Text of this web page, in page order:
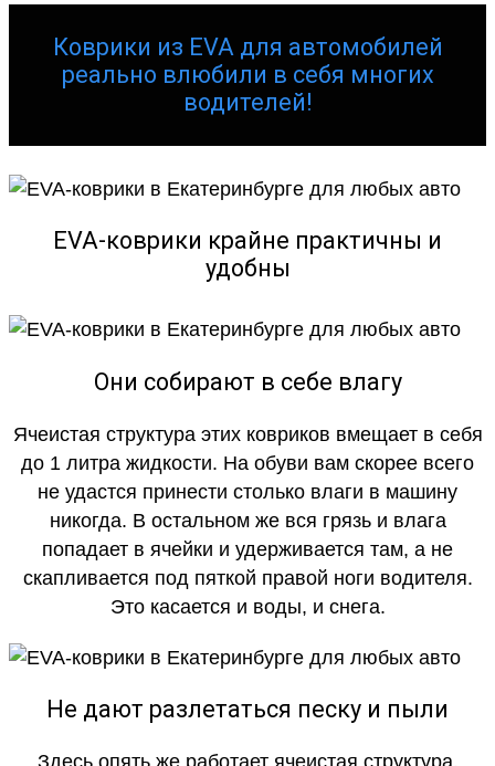
Коврики из EVA для автомобилей
реально влюбили в себя многих
водителей!
EVA-коврики крайне практичны и
удобны
Они собирают в себе влагу
Ячеистая структура этих ковриков вмещает в себя
до 1 литра жидкости. На обуви вам скорее всего
не удастся принести столько влаги в машину
никогда. В остальном же вся грязь и влага
попадает в ячейки и удерживается там, а не
скапливается под пяткой правой ноги водителя.
Это касается и воды, и снега.
Не дают разлетаться песку и пыли
Здесь опять же работает ячеистая структура.